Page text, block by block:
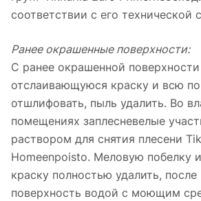
соответствии с его технической
Ранее окрашенные поверхности:
С ранее окрашенной
отслаивающуюся краску и всю
отшлифовать, пыль удалить. Во
помещениях заплесневелые
раствором для снятия плесени
Homeenpoisto. Меловую побелку
краску полностью удалить,
поверхность водой с моющим